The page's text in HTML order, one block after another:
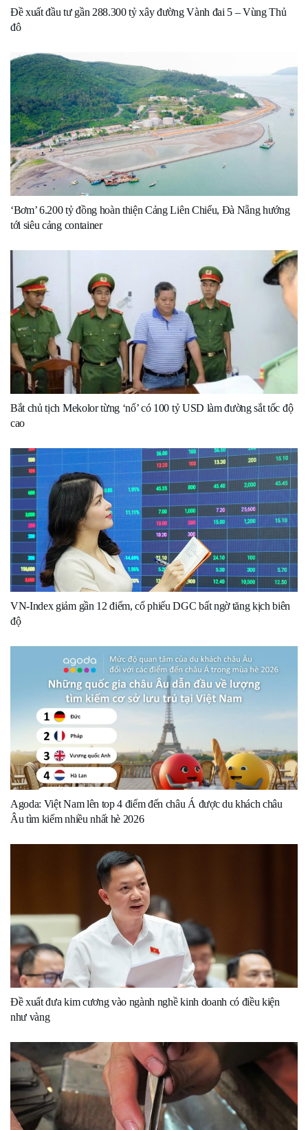
Đề xuất đầu tư gần 288.300 tỷ xây đường Vành đai 5 – Vùng Thủ
đô
‘Bơm’ 6.200 tỷ đồng hoàn thiện Cảng Liên Chiểu, Đà Nẵng hướng
tới siêu cảng container
Bắt chủ tịch Mekolor từng ‘nổ’ có 100 tỷ USD làm đường sắt tốc độ
cao
VN-Index giảm gần 12 điểm, cổ phiếu DGC bất ngờ tăng kịch biên
độ
Agoda: Việt Nam lên top 4 điểm đến châu Á được du khách châu
Âu tìm kiếm nhiều nhất hè 2026
Đề xuất đưa kim cương vào ngành nghề kinh doanh có điều kiện
như vàng